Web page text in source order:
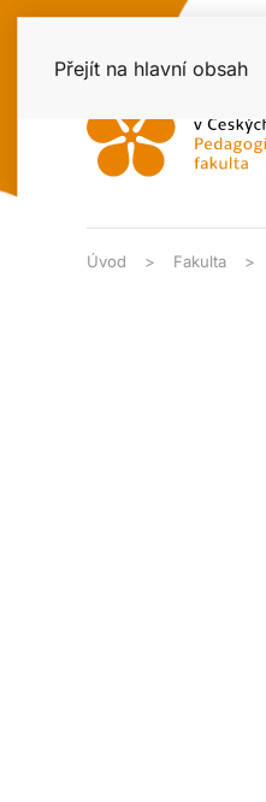
Přejít na hlavní obsah
Úvod Fakulta